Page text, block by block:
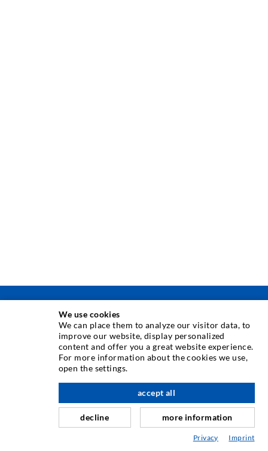
INJEKTIONSTECHNIK
Rissinjektion
Horizontalabdichtung
Schleier- & Flächeninjektion
Fugensanierung
Berg- & Tunnelbau
We use cookies
We can place them to analyze our visitor data, to
improve our website, display personalized
content and offer you a great website experience.
For more information about the cookies we use,
open the settings.
decline
accept all
more information
Privacy Imprint